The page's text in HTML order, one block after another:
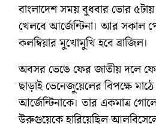
বাংলাদেশ সময় বুধবার ভোর
খেলবে আর্জেন্টিনা। আর সকাল
কলম্বিয়ার মুখোমুখি হবে ব্রাজিল।
অবসর ভেঙে ফের জাতীয় দলে
ছাড়াই ভেনেজুয়েলের বিপক্ষে
আর্জেন্টিনাকে। তার একমাত্র
উরুগুয়েকে হারিয়েছিল